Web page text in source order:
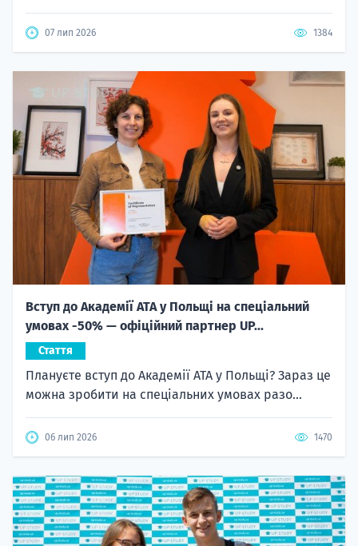
07 лип 2026 1384
Вступ до Академії ATA у Польщі на спеціальний
умовах -50% — офіційний партнер UP...
Стаття
Плануєте вступ до Академії ATA у Польщі? Зараз це
можна зробити на спеціальних умовах разо...
06 лип 2026 1470